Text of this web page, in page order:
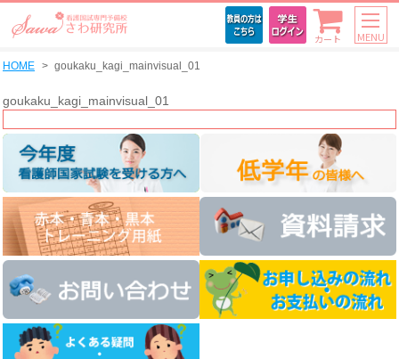
カート MENU
HOME goukaku_kagi_mainvisual_01
goukaku_kagi_mainvisual_01